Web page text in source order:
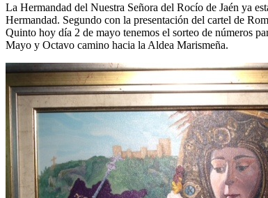
La Hermandad del Nuestra Señora del Rocío de Jaén ya
Hermandad. Segundo con la presentación del cartel de
Quinto hoy día 2 de mayo tenemos el sorteo de números
Mayo y Octavo camino hacia la Aldea Marismeña.